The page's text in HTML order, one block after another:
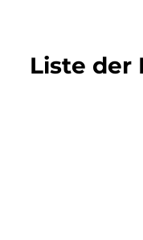
Liste der